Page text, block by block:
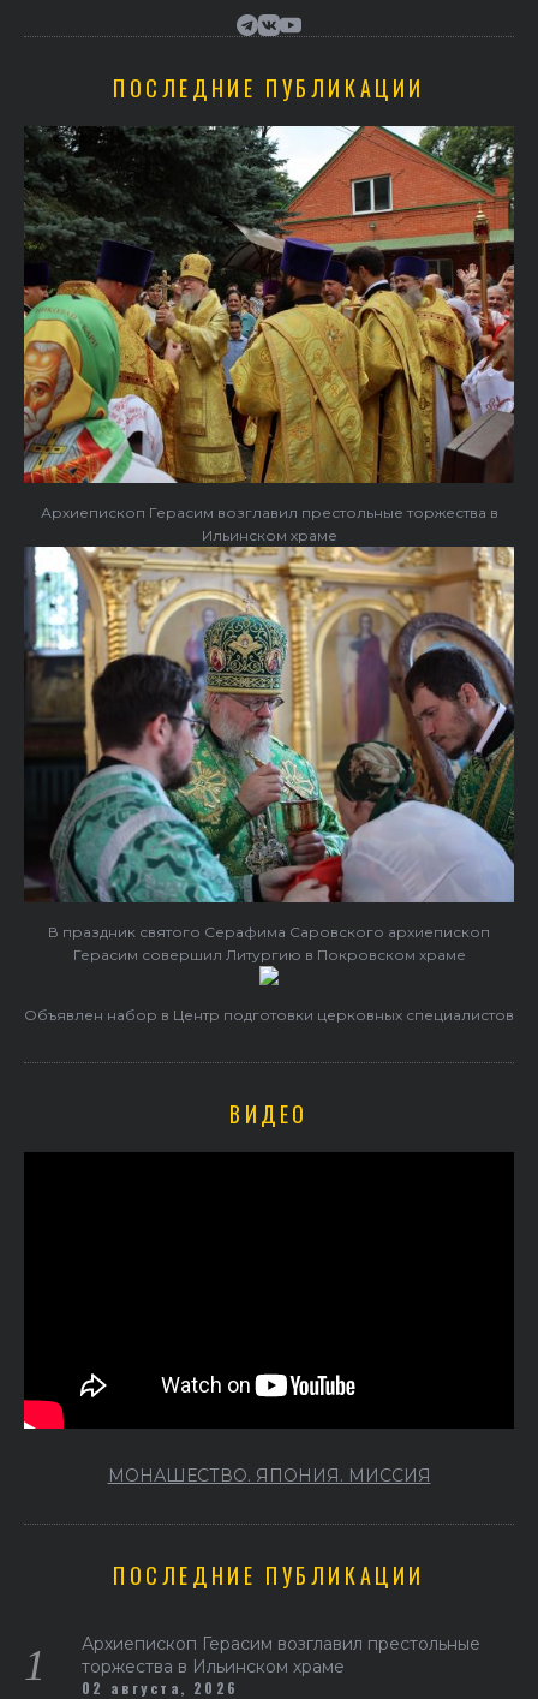
ПОСЛЕДНИЕ ПУБЛИКАЦИИ
Архиепископ Герасим возглавил престольные торжества в
Ильинском храме
В праздник святого Серафима Саровского архиепископ
Герасим совершил Литургию в Покровском храме
Объявлен набор в Центр подготовки церковных специалистов
ВИДЕО
МОНАШЕСТВО. ЯПОНИЯ. МИССИЯ
ПОСЛЕДНИЕ ПУБЛИКАЦИИ
Архиепископ Герасим возглавил престольные
торжества в Ильинском храме
02 августа, 2026